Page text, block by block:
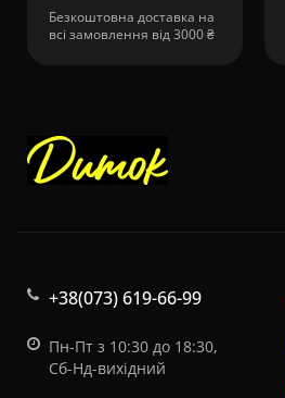
Безкоштовна доставка на
всі замовлення від 3000 ₴
+38(073) 619-66-99
Пн-Пт з 10:30 до 18:30,
Сб-Нд-вихідний